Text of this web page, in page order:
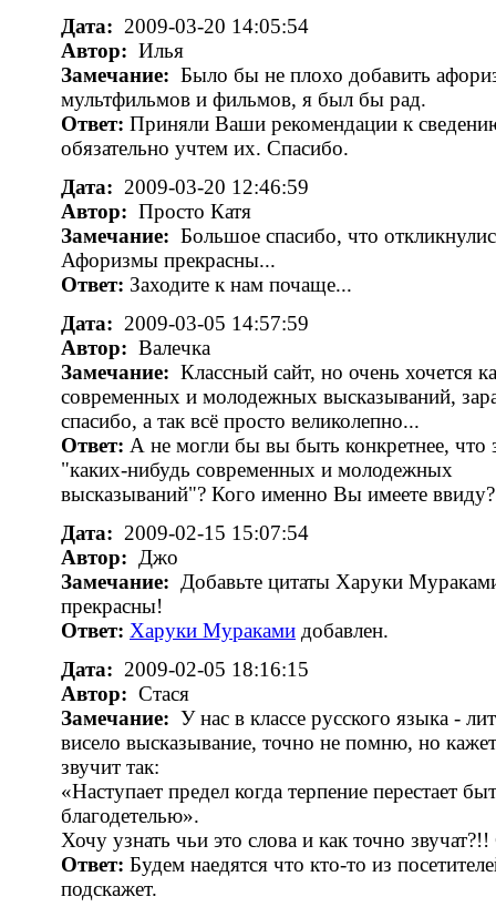
Дата: 2009-03-20 14:05:54
Автор: Илья
Замечание: Было бы не плохо добавить
мультфильмов и фильмов, я был бы рад.
Ответ: Приняли Ваши рекомендации к
обязательно учтем их. Спасибо.
Дата: 2009-03-20 12:46:59
Автор: Просто Катя
Замечание: Большое спасибо, что
Афоризмы прекрасны...
Ответ: Заходите к нам почаще...
Дата: 2009-03-05 14:57:59
Автор: Валечка
Замечание: Классный сайт, но очень хочется
современных и молодежных высказываний,
спасибо, а так всё просто великолепно...
Ответ: А не могли бы вы быть конкретнее, что
"каких-нибудь современных и молодежных
высказываний"? Кого именно Вы имеете ввиду?
Дата: 2009-02-15 15:07:54
Автор:
Джо
Замечание:
Добавьте цитаты Харуки
прекрасны!
Ответ: Харуки Мураками добавлен.
Дата: 2009-02-05 18:16:15
Автор: Стася
Замечание: У нас в классе русского языка -
висело высказывание, точно не помню, но
звучит так:
«Наступает предел когда терпение перестает
благодетелью».
Хочу узнать чьи это слова и как точно
Ответ: Будем наедятся что кто-то из
подскажет.